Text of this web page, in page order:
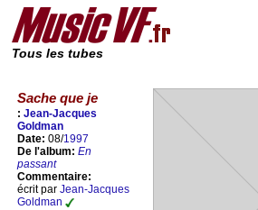
Tous les tubes
Sache que je
: Jean-Jacques
Goldman
Date: 08/1997
De l'album: En
passant
Commentaire:
écrit par Jean-Jacques
Goldman